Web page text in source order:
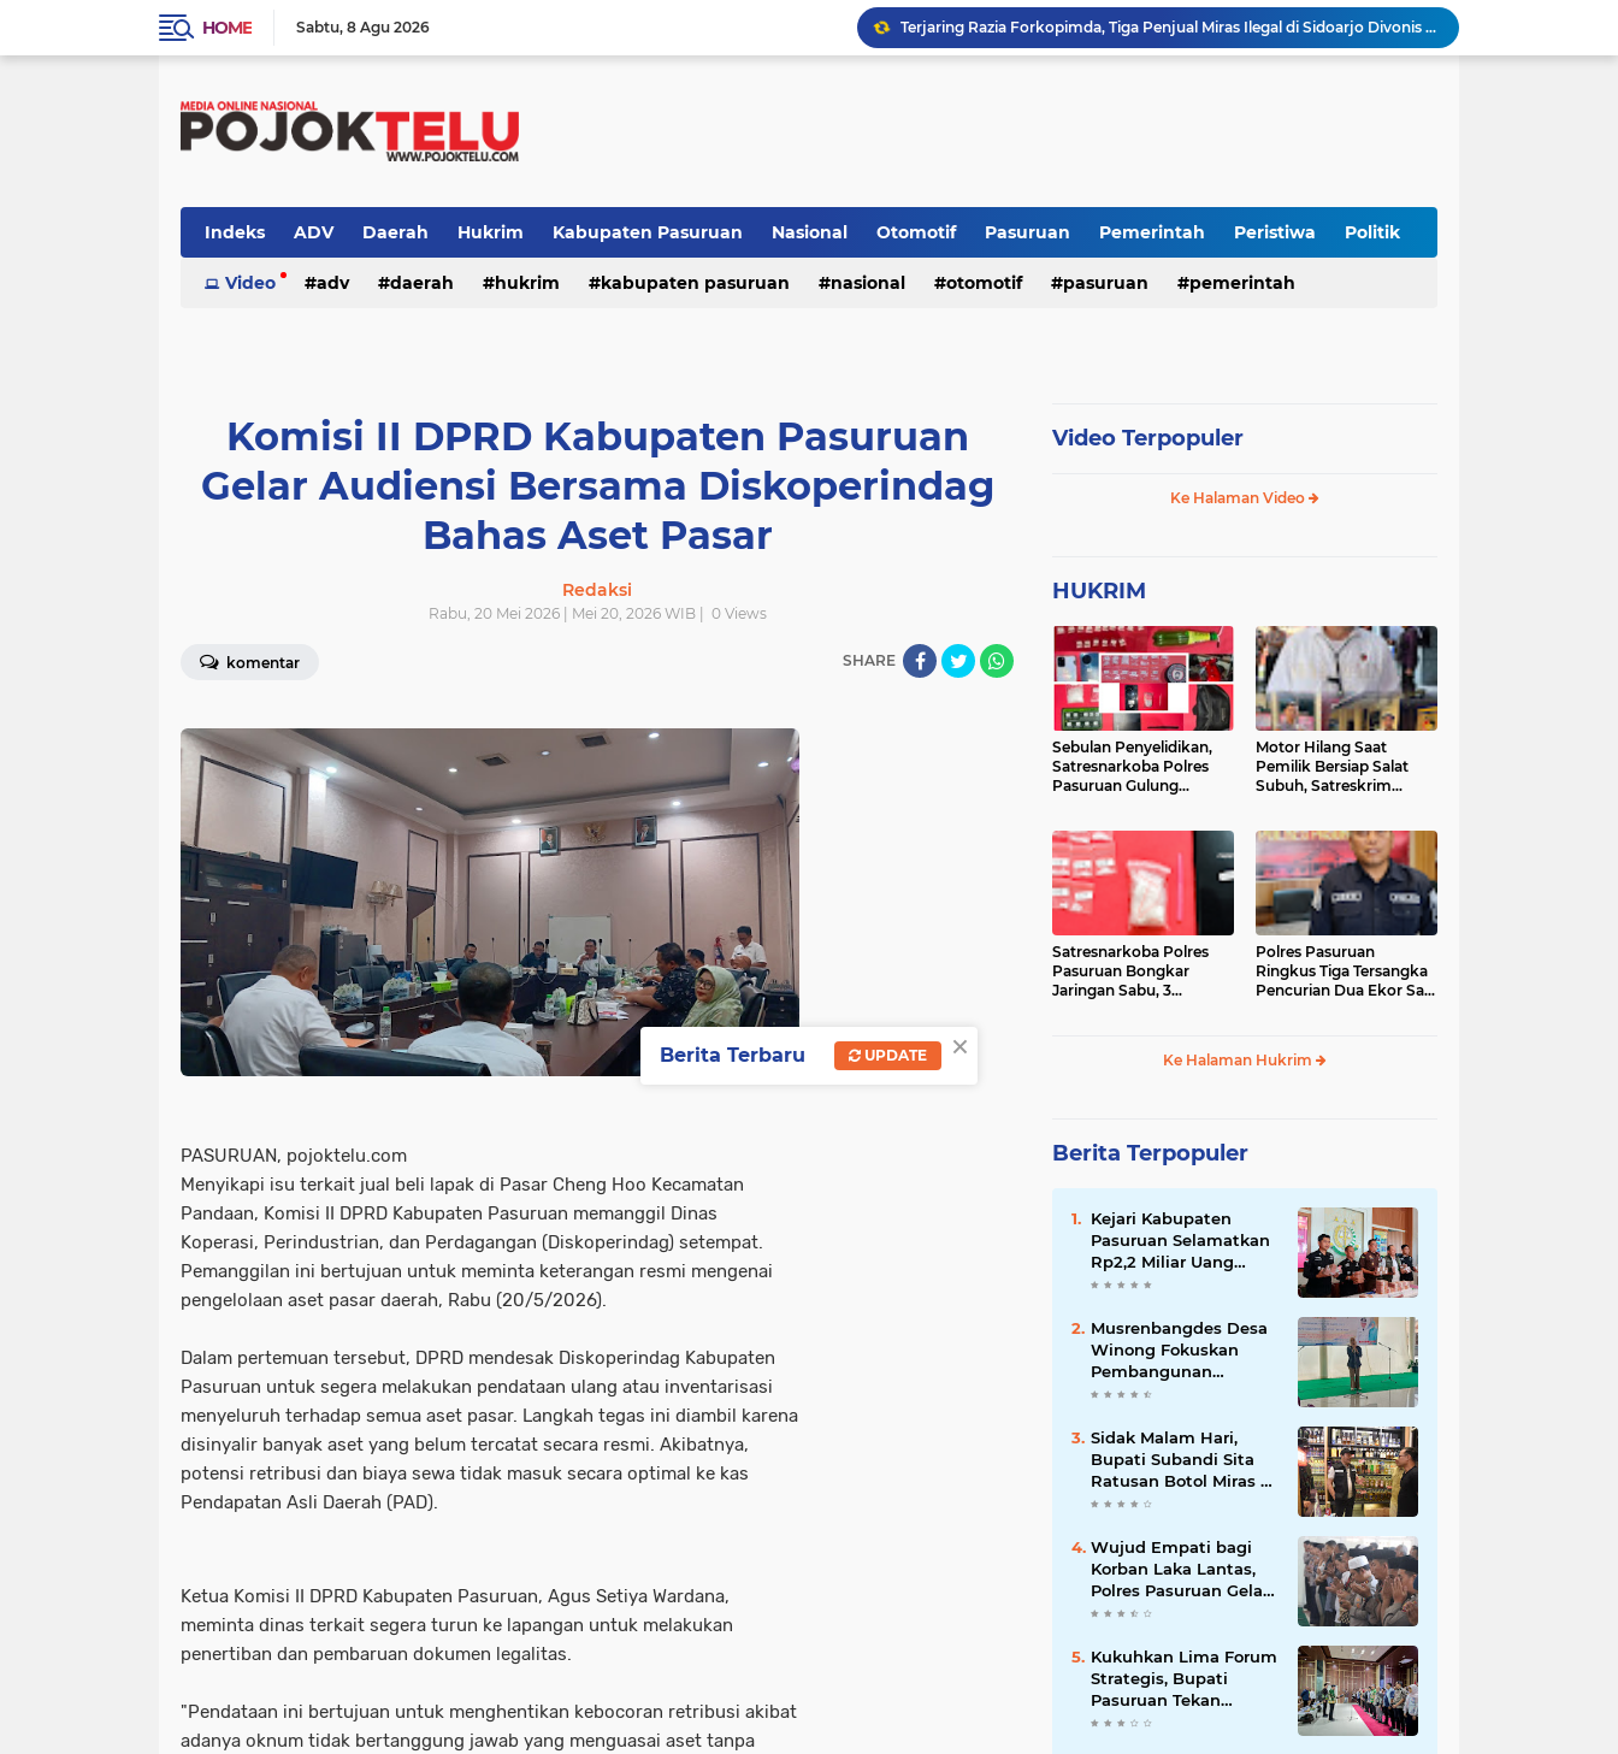
HOME Sabtu 8 Agu 2026
Terjaring Razia Forkopimda, Tiga Penjual Miras Ilegal di Sidoarjo Divonis Bersalah
Polres Mojokerto Imbau Masyarakat Tidak Gunakan Sepeda Listrik di Jalan Raya
Sidoarjo Berbenah, Sekda Fenny Apridawati Ajak Seluruh OPD Tingkatkan Akuntabilitas Publik
Indeks ADV Daerah Hukrim Kabupaten Pasuruan Nasional Otomotif Pasuruan Pemerintah Peristiwa Politik
Sidoarjo TNI - POLRI TNI-POLRI
Video adv daerah hukrim kabupaten pasuruan nasional otomotif pasuruan pemerintah
Komisi II DPRD Kabupaten Pasuruan
Gelar Audiensi Bersama Diskoperindag
Bahas Aset Pasar
Redaksi
Rabu, 20 Mei 2026 | Mei 20, 2026 WIB | 0Views
komentar SHARE
PASURUAN, pojoktelu.com
Menyikapi isu terkait jual beli lapak di Pasar Cheng Hoo Kecamatan
Pandaan, Komisi II DPRD Kabupaten Pasuruan memanggil Dinas
Koperasi, Perindustrian, dan Perdagangan (Diskoperindag) setempat.
Pemanggilan ini bertujuan untuk meminta keterangan resmi mengenai
pengelolaan aset pasar daerah, Rabu (20/5/2026).
Dalam pertemuan tersebut, DPRD mendesak Diskoperindag Kabupaten
Pasuruan untuk segera melakukan pendataan ulang atau inventarisasi
menyeluruh terhadap semua aset pasar. Langkah tegas ini diambil karena
disinyalir banyak aset yang belum tercatat secara resmi. Akibatnya,
potensi retribusi dan biaya sewa tidak masuk secara optimal ke kas
Pendapatan Asli Daerah (PAD).
Ketua Komisi II DPRD Kabupaten Pasuruan, Agus Setiya Wardana,
meminta dinas terkait segera turun ke lapangan untuk melakukan
penertiban dan pembaruan dokumen legalitas.
"Pendataan ini bertujuan untuk menghentikan kebocoran retribusi akibat
adanya oknum tidak bertanggung jawab yang menguasai aset tanpa
Video Terpopuler
Ke Halaman Video
HUKRIM
Sebulan Penyelidikan,
Satresnarkoba Polres
Pasuruan Gulung
Motor Hilang Saat
Pemilik Bersiap Salat
Subuh, Satreskrim
Satresnarkoba Polres
Pasuruan Bongkar
Jaringan Sabu, 3
Polres Pasuruan
Ringkus Tiga Tersangka
Pencurian Dua Ekor Sapi
Ke Halaman Hukrim
Berita Terpopuler
Kejari Kabupaten
Pasuruan Selamatkan
Rp2,2 Miliar Uang
Negara dari Korupsi
Musrenbangdes Desa
Winong Fokuskan
Pembangunan
Berbasis Potensi Lokal,
Meski Dihantam
Efisiensi Anggaran
Sidak Malam Hari,
Bupati Subandi Sita
Ratusan Botol Miras di
Kawasan Perumahan
Wujud Empati bagi
Korban Laka Lantas,
Polres Pasuruan Gelar
Salat Ghaib dan Doa
Kukuhkan Lima Forum
Strategis, Bupati
Pasuruan Tekan
Pentingnya Program
×
Berita Terbaru UPDATE